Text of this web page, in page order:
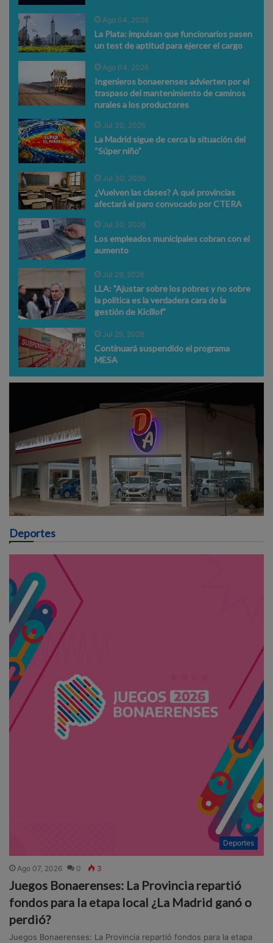
Ago 04, 2026
La Plata: impulsan que funcionarios pasen
un test de aptitud para ejercer el cargo
Ago 04, 2026
Ingenieros bonaerenses advierten por el
traspaso del mantenimiento de caminos
rurales a los productores
Jul 30, 2026
La Madrid sigue de cerca la situación del
“Súper niño”
Jul 30, 2026
¿Vuelven las clases? A qué provincias
afectará el paro convocado por CTERA
Jul 30, 2026
Los empleados municipales cobran con el
aumento
Jul 29, 2026
LLA: "Ajustar sobre los pobres y no sobre
la política es la verdadera cara de la
gestión de Kicillof"
Jul 29, 2026
Continuará suspendido el programa
MESA
Deportes
Deportes
Ago 07, 2026 0 3
Juegos Bonaerenses: La Provincia repartió
fondos para la etapa local ¿La Madrid ganó o
perdió?
Juegos Bonaerenses: La Provincia repartió fondos para la etapa